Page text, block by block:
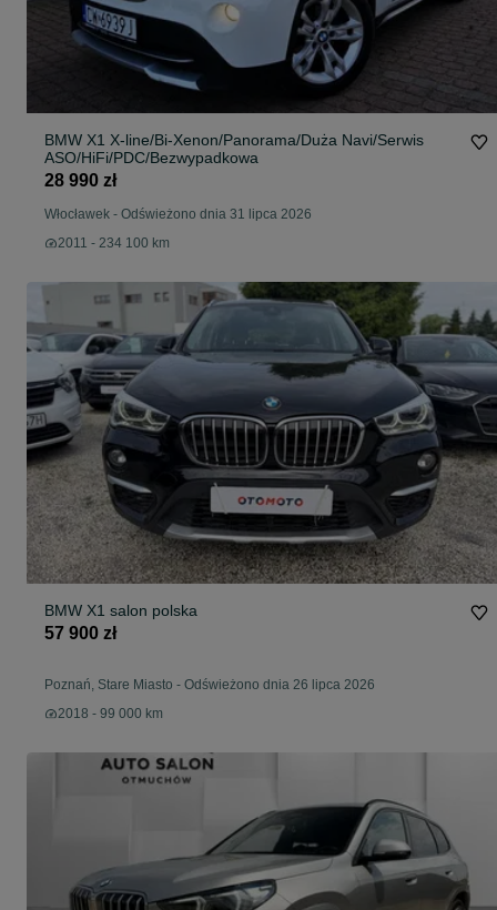
BMW X1 X-line/Bi-Xenon/Panorama/Duża Navi/Serwis
ASO/HiFi/PDC/Bezwypadkowa
28 990 zł
Włocławek - Odświeżono dnia 31 lipca 2026
2011 - 234 100 km
BMW X1 salon polska
57 900 zł
Poznań, Stare Miasto - Odświeżono dnia 26 lipca 2026
2018 - 99 000 km